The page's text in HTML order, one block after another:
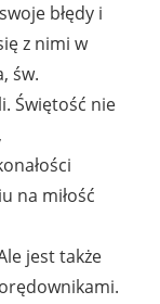
błędy i
z nimi w
św.
Świętość nie
na miłość
jest także